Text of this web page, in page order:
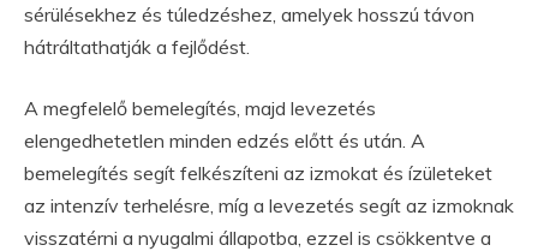
sérülésekhez és túledzéshez, amelyek hosszú távon
hátráltathatják a fejlődést.
A megfelelő bemelegítés, majd levezetés
elengedhetetlen minden edzés előtt és után. A
bemelegítés segít felkészíteni az izmokat és ízületeket
az intenzív terhelésre, míg a levezetés segít az izmoknak
visszatérni a nyugalmi állapotba, ezzel is csökkentve a